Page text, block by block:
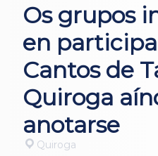
Os grupos
en
Cantos de
Quiroga
anotarse
Quiroga